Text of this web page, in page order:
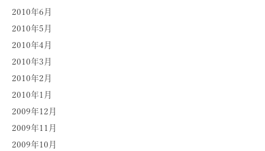
2010年6月
2010年5月
2010年4月
2010年3月
2010年2月
2010年1月
2009年12月
2009年11月
2009年10月